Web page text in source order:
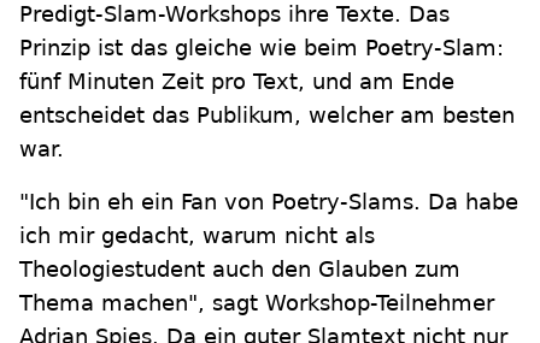
Predigt-Slam-Workshops ihre Texte. Das
Prinzip ist das gleiche wie beim Poetry-Slam:
fünf Minuten Zeit pro Text, und am Ende
entscheidet das Publikum, welcher am besten
war.
"Ich bin eh ein Fan von Poetry-Slams. Da habe
ich mir gedacht, warum nicht als
Theologiestudent auch den Glauben zum
Thema machen", sagt Workshop-Teilnehmer
Adrian Spies. Da ein guter Slamtext nicht nur